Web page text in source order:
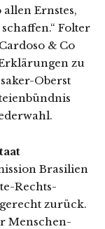
Ernstes,
Folter
& Co
zu
Oberst
Brasilien
Rechts-
zurück.
Menschen-